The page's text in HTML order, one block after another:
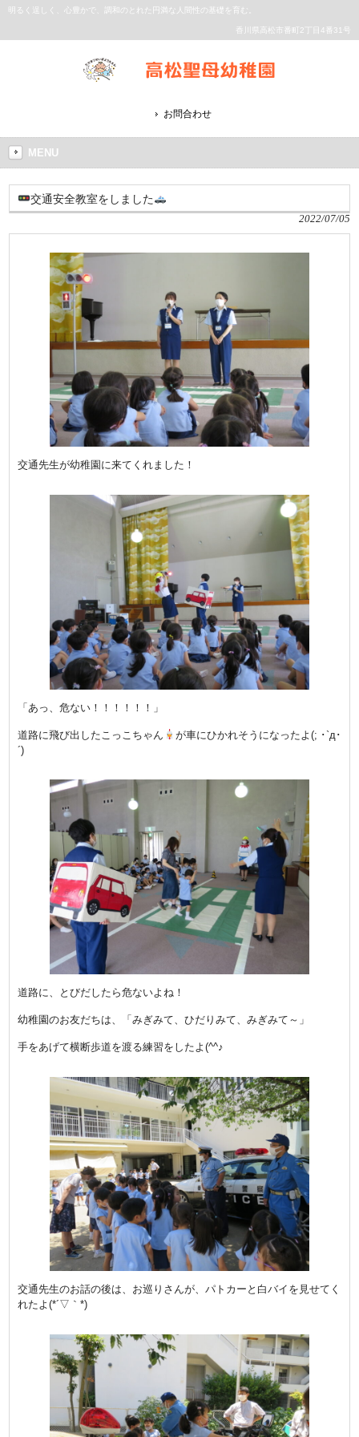
明るく逞しく、心豊かで、調和のとれた円満な人間性の基礎を育む。
香川県高松市番町2丁目4番31号
お問合わせ
MENU
交通安全教室をしました
2022/07/05
交通先生が幼稚園に来てくれました！
「あっ、危ない！！！！！！」
道路に飛び出したこっこちゃん
が車にひかれそうになったよ(; ･`д･
´)
道路に、とびだしたら危ないよね！
幼稚園のお友だちは、「みぎみて、ひだりみて、みぎみて～」
手をあげて横断歩道を渡る練習をしたよ(^^♪
交通先生のお話の後は、お巡りさんが、パトカーと白バイを見せてく
れたよ(*´▽｀*)